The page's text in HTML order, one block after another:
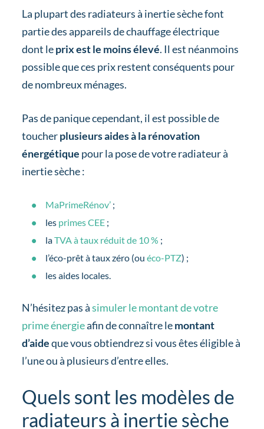
La plupart des radiateurs à inertie sèche font
partie des appareils de chauffage électrique
dont leprix est le moins élevé. Il est néanmoins
possible que ces prix restent conséquents pour
de nombreux ménages.
Pas de panique cependant, il est possible de
toucherplusieurs aides à la rénovation
énergétique pour la pose de votre radiateur à
inertie sèche :
MaPrimeRénov’;
les primes CEE;
laTVA à taux réduit de 10 % ;
l’éco-prêt à taux zéro (ou éco-PTZ) ;
les aides locales.
N’hésitez pas àsimuler le montant de votre
prime énergieafin de connaître lemontant
d’aideque vous obtiendrez si vous êtes éligible à
l’une ou à plusieurs d’entre elles.
Quels sont les modèles de
radiateurs à inertie sèche